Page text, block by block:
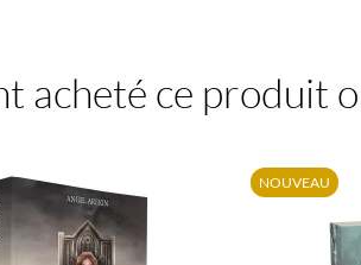
acheté ce produit
NOUVEAU